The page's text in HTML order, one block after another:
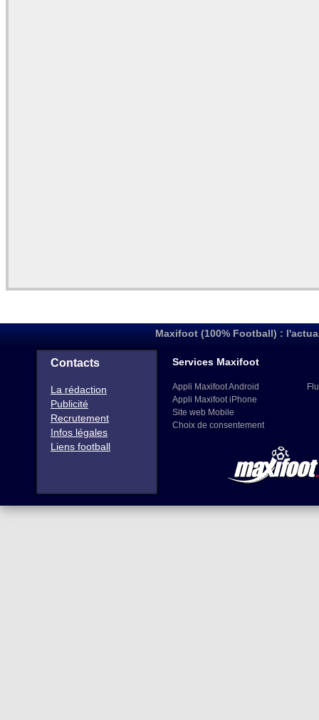
Maxifoot (100% Football) :
Contacts
La rédaction
Publicité
Recrutement
Infos légales
Liens football
Services Maxifoot
Appli Maxifoot Android
Appli Maxifoot iPhone
Site web Mobile
Choix de consentement